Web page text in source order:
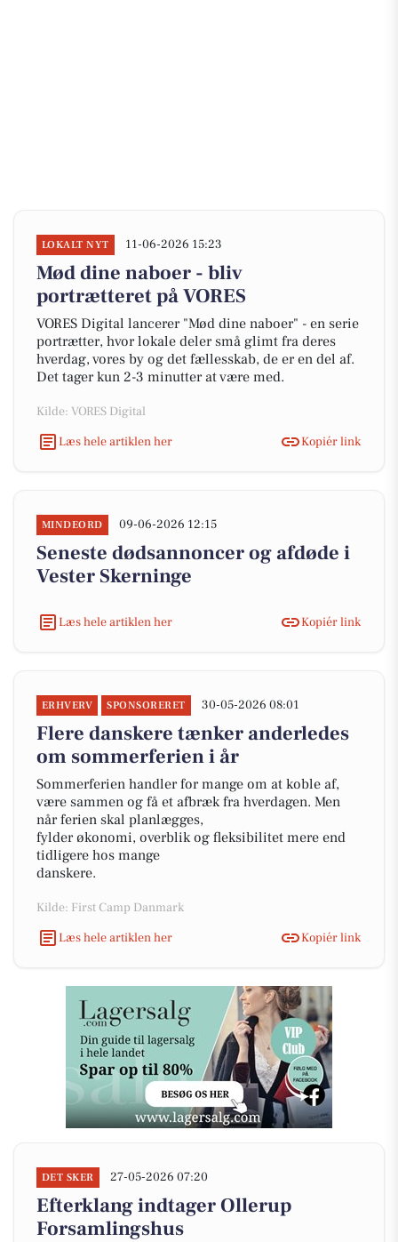
LOKALT NYT 11-06-2026 15:23
Mød dine naboer - bliv
portrætteret på VORES
VORES Digital lancerer "Mød dine naboer" - en serie
portrætter, hvor lokale deler små glimt fra deres
hverdag, vores by og det fællesskab, de er en del af.
Det tager kun 2-3 minutter at være med.
Kilde: VORES Digital
Læs hele artiklen her
Kopiér link
MINDEORD 09-06-2026 12:15
Seneste dødsannoncer og afdøde i
Vester Skerninge
Læs hele artiklen her Kopiér link
ERHVERV SPONSORERET 30-05-2026 08:01
Flere danskere tænker anderledes
om sommerferien i år
Sommerferien handler for mange om at koble af,
være sammen og få et afbræk fra hverdagen. Men
når ferien skal planlægges,
fylder økonomi, overblik og fleksibilitet mere end
tidligere hos mange
danskere.
Kilde: First Camp Danmark
Læs hele artiklen her
Kopiér link
DET SKER 27-05-2026 07:20
Efterklang indtager Ollerup
Forsamlingshus